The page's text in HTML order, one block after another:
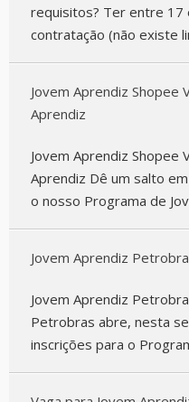
requisitos? Ter entre 17
contratação (não existe
Jovem Aprendiz Shopee
Aprendiz
Jovem Aprendiz
Aprendiz Dê um salto
o nosso Programa de
Jovem Aprendiz
Jovem Aprendiz
Petrobras abre, nesta
inscrições para o